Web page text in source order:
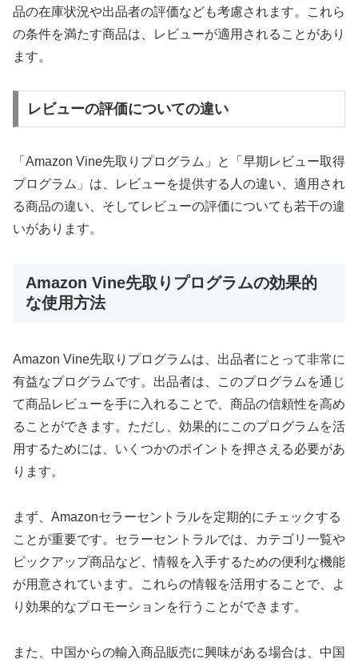
品の在庫状況や出品者の評価なども考慮されます。これら
の条件を満たす商品は、レビューが適用されることがあり
ます。
レビューの評価についての違い
「Amazon Vine先取りプログラム」と「早期レビュー取得
プログラム」は、レビューを提供する人の違い、適用され
る商品の違い、そしてレビューの評価についても若干の違
いがあります。
Amazon Vine先取りプログラムの効果的
な使用方法
Amazon Vine先取りプログラムは、出品者にとって非常に
有益なプログラムです。出品者は、このプログラムを通じ
て商品レビューを手に入れることで、商品の信頼性を高め
ることができます。ただし、効果的にこのプログラムを活
用するためには、いくつかのポイントを押さえる必要があ
ります。
まず、Amazonセラーセントラルを定期的にチェックする
ことが重要です。セラーセントラルでは、カテゴリ一覧や
ピックアップ商品など、情報を入手するための便利な機能
が用意されています。これらの情報を活用することで、よ
り効果的なプロモーションを行うことができます。
また、中国からの輸入商品販売に興味がある場合は、中国